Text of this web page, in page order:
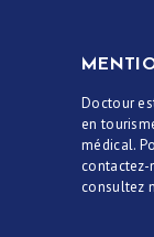
Doctour
en
médical.
contactez-
consultez